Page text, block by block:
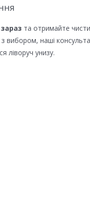
та отримайте
вибором, наші
ліворуч унизу.